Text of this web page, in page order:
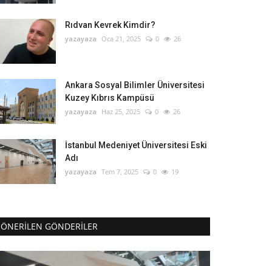
Rıdvan Kevrek Kimdir?
yazayaza Oca 21, 2025 0 26
Ankara Sosyal Bilimler Üniversitesi
Kuzey Kıbrıs Kampüsü
yazayaza Haz 25, 2025 0 26
İstanbul Medeniyet Üniversitesi Eski
Adı
yazayaza Tem 7, 2025 0 19
ÖNERILEN GÖNDERILER